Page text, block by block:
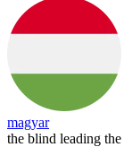
magyar
the blind leading the